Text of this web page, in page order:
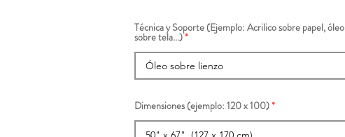
Técnica y Soporte (Ejemplo: Acrilico sobre papel, óleo
sobre tela...)
Dimensiones (ejemplo: 120 x 100)